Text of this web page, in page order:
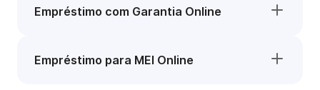
Empréstimo com Garantia Online
Empréstimo para MEI Online